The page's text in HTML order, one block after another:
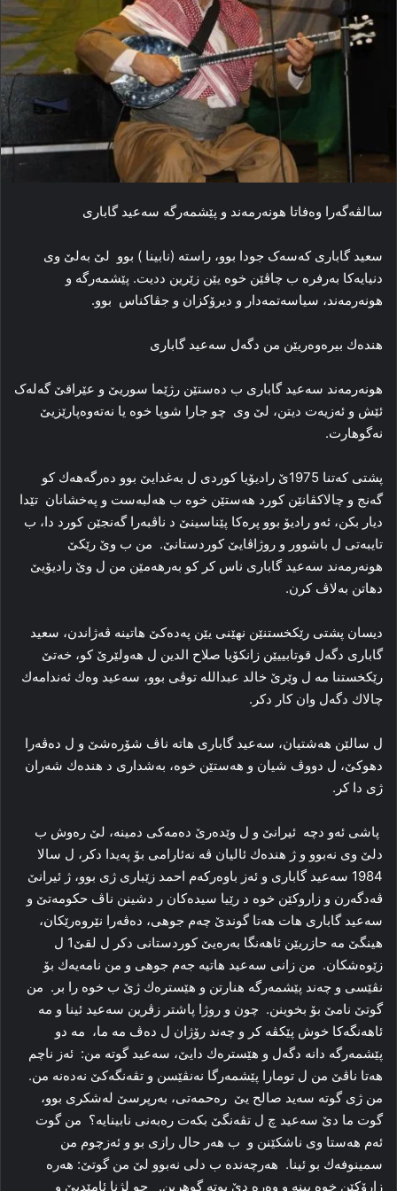
سالڤەگەرا وەفاتا هونەرمەند و پێشمەرگە سەعید گاباری
سعید گاباری کەسەک جودا بوو، راستە (نابینا ) بوو لێ بەلێ وی
دنیایەکا بەرفره ب چاڤێن خوە یێن زێرین ددیت. پێشمەرگە و
ھونەرمەند، سیاسەتمەدار و دیرۆکزان و جڤاکناس بوو.
ھندەك بیرەوەریێن من دگەل سەعید گاباری
هونەرمەند سەعید گاباری ب دەستێن رژێما سوریێ و عێراقێ گەلەک
ئێش و ئەزیەت دیتن، لێ وی چو جارا شوپا خوە یا نەتەوەپارێزیێ
نەگوھارت.
پشتی كەتنا 1975ێ رادیۆیا كوردی ل بەغدایێ بوو دەرگەھەك کو
گەنج و چالاكڤانێن كورد ھەستێن خوە ب ھەلبەست و پەخشانان تێدا
دیار بكن، ئەو رادیۆ بوو پرەكا پێناسینێ د ناڤبەرا گەنجێن كورد دا، ب
تایبەتی ل باشوور و روژاڤایێ كوردستانێ. من ب وێ رێكێ
هونەرمەند سەعید گاباری ناس كر كو بەرھەمێن من ل وێ رادیۆیێ
دھاتن بەلاڤ كرن.
دیسان پشتی رێكخستنێن نھێنی یێن پەدەکێ ھاتینە ڤەژاندن، سعید
گاباری دگەل قوتابییێن زانكۆیا صلاح الدین ل ھەولێرێ كو، خەتێ
رێكخستنا مە ل وێرێ خالد عبداللە توڤی بوو، سەعید وەك ئەندامەك
چالاك دگەل وان كار دكر.
ل سالێن ھەشتیان، سەعید گاباری ھاتە ناڤ شۆرەشێ و ل دەڤەرا
دھوكێ، ل دووڤ شیان و ھەستێن خوە، بەشداری د ھندەك شەران
ژی دا كر.
پاشی ئەو دچە ئیرانێ و ل وێدەرێ دەمەكی دمینە، لێ رەوش ب
دلێ وی نەبوو و ژ ھندەك ئالیان ڤە نەئارامی بۆ پەیدا دكر، ل سالا
1984 سەعید گاباری و ئەز باوەركەم احمد زێباری ژی بوو، ژ ئیرانێ
ڤەدگەرن و زاروكێن خوە د رێیا سیدەكان ر دشینن ناڤ حكومەتێ و
سەعید گاباری ھات ھەتا گوندێ چەم جوھی، دەڤەرا نێروەرێكان،
هینگێ مە حازریێن ئاھەنگا بەرەیێ كوردستانی دكر ل لقێ1 ل
زێوەشكان. من زانی سەعید ھاتیە جەم جوھی و من نامەیەك بۆ
نڤێسی و چەند پێشمەرگە ھنارتن و ھێسترەك ژێ ب خوە را بر. من
گوتێ نامێ بۆ بخوینن. چون و روژا پاشتر زڤرین سەعید ئینا و مە
ئاھەنگەكا خوش پێكڤە كر و چەند رۆژان ل دەڤ مە ما، مە دو
پێشمەرگە دانە دگەل و ھێسترەك دایێ، سەعید گوتە من: ئەز ناچم
ھەتا ناڤێ من ل تومارا پێشمەرگا نەنڤێسن و تڤەنگەكێ نەدەنە من.
من ژی گوتە سەید صالح یێ رەحمەتی، بەرپرسێ لەشكری بوو،
گوت ما دێ سەعید چ ل تڤەنگێ بكەت رەبەنی نابینایە؟ من گوت
ئەم ھەستا وی ناشكێنن و ب ھەر حال رازی بو و ئەزچوم من
سمینوفەك بو ئینا. ھەرچەندە ب دلی نەبوو لێ من گوتێ: ھەرە
زارۆكێن خوە بینە و وەرە دێ بوتە گوھرین. چو لژنا ئامێدیێ و